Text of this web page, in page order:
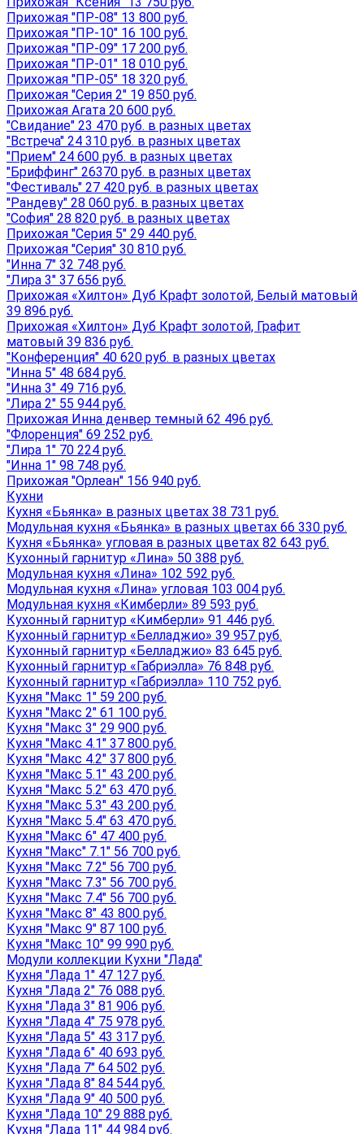
Прихожая "ПР-08" 13 800 руб.
Прихожая "ПР-10" 16 100 руб.
Прихожая "ПР-09" 17 200 руб.
Прихожая "ПР-01" 18 010 руб.
Прихожая "ПР-05" 18 320 руб.
Прихожая "Серия 2" 19 850 руб.
Прихожая Агата 20 600 руб.
"Свидание" 23 470 руб. в разных цветах
"Встреча" 24 310 руб. в разных цветах
"Прием" 24 600 руб. в разных цветах
"Бриффинг" 26370 руб. в разных цветах
"Фестиваль" 27 420 руб. в разных цветах
"Рандеву" 28 060 руб. в разных цветах
"София" 28 820 руб. в разных цветах
Прихожая "Серия 5" 29 440 руб.
Прихожая "Серия" 30 810 руб.
"Инна 7" 32 748 руб.
"Лира 3" 37 656 руб.
Прихожая «Хилтон» Дуб Крафт золотой, Белый матовый
39 896 руб.
Прихожая «Хилтон» Дуб Крафт золотой, Графит
матовый 39 836 руб.
"Конференция" 40 620 руб. в разных цветах
"Инна 5" 48 684 руб.
"Инна 3" 49 716 руб.
"Лира 2" 55 944 руб.
Прихожая Инна денвер темный 62 496 руб.
"Флоренция" 69 252 руб.
"Лира 1" 70 224 руб.
"Инна 1" 98 748 руб.
Прихожая "Орлеан" 156 940 руб.
Кухни
Кухня «Бьянка» в разных цветах 38 731 руб.
Модульная кухня «Бьянка» в разных цветах 66 330 руб.
Кухня «Бьянка» угловая в разных цветах 82 643 руб.
Кухонный гарнитур «Лина» 50 388 руб.
Модульная кухня «Лина» 102 592 руб.
Модульная кухня «Лина» угловая 103 004 руб.
Модульная кухня «Кимберли» 89 593 руб.
Кухонный гарнитур «Кимберли» 91 446 руб.
Кухонный гарнитур «Белладжио» 39 957 руб.
Кухонный гарнитур «Белладжио» 83 645 руб.
Кухонный гарнитур «Габриэлла» 76 848 руб.
Кухонный гарнитур «Габриэлла» 110 752 руб.
Кухня "Макс 1" 59 200 руб.
Кухня "Макс 2" 61 100 руб.
Кухня "Макс 3" 29 900 руб.
Кухня "Макс 4.1" 37 800 руб.
Кухня "Макс 4.2" 37 800 руб.
Кухня "Макс 5.1" 43 200 руб.
Кухня "Макс 5.2" 63 470 руб.
Кухня "Макс 5.3" 43 200 руб.
Кухня "Макс 5.4" 63 470 руб.
Кухня "Макс 6" 47 400 руб.
Кухня "Макс" 7.1" 56 700 руб.
Кухня "Макс 7.2" 56 700 руб.
Кухня "Макс 7.3" 56 700 руб.
Кухня "Макс 7.4" 56 700 руб.
Кухня "Макс 8" 43 800 руб.
Кухня "Макс 9" 87 100 руб.
Кухня "Макс 10" 99 990 руб.
Модули коллекции Кухни "Лада"
Кухня "Лада 1" 47 127 руб.
Кухня "Лада 2" 76 088 руб.
Кухня "Лада 3" 81 906 руб.
Кухня "Лада 4" 75 978 руб.
Кухня "Лада 5" 43 317 руб.
Кухня "Лада 6" 40 693 руб.
Кухня "Лада 7" 64 502 руб.
Кухня "Лада 8" 84 544 руб.
Кухня "Лада 9" 40 500 руб.
Кухня "Лада 10" 29 888 руб.
Кухня "Лада 11" 44 984 руб.